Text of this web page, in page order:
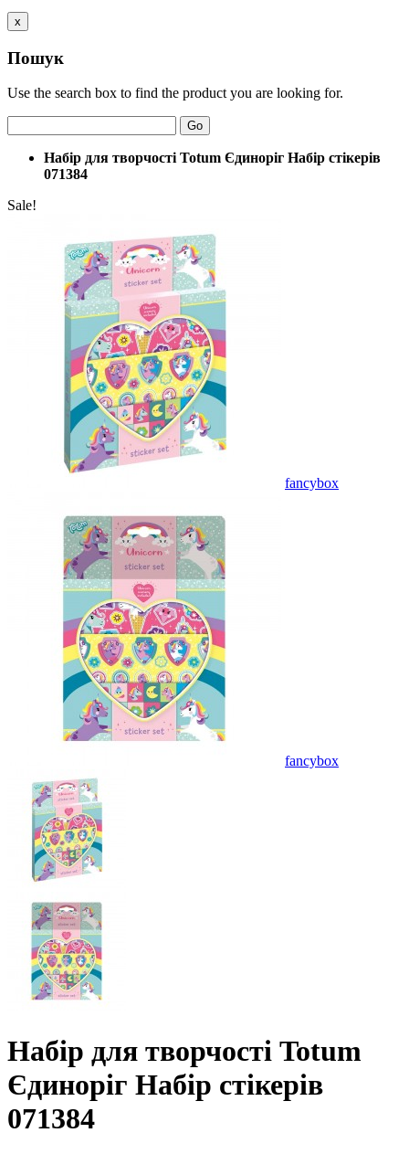
x
Пошук
Use the search box to find the product you are looking for.
Go
Набір для творчості Totum Єдиноріг Набір стікерів
071384
Sale!
fancybox
fancybox
Набір для творчості Totum
Єдиноріг Набір стікерів
071384